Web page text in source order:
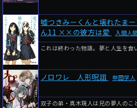
嘘つきみーくんと壊れたま
ん11 ××の彼方は愛
入間人
これは終わった物語。夢と人生を食
ノロワレ 人形呪詛 甲田学人
双子の弟・真木現人は兄の夢人のこ